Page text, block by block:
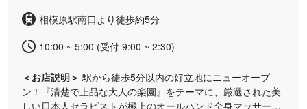
相模原駅南口より徒歩約5分
10:00 ~ 5:00 (受付 9:00 ~ 2:30)
＜お店説明＞ 駅から徒歩5分以内の好立地にニューオープ
ン！『清楚で上品な大人の楽園』をテーマに、厳選された美
しい日本人セラピストが極上のオールハンド全身マッサージ